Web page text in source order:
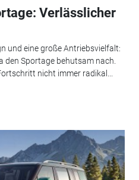
Verlässlicher
und eine große Antriebsvielfalt:
den Sportage behutsam nach.
nicht immer radikal...